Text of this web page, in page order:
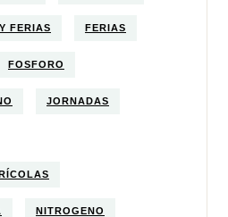
FERIAS FERIAS
FOSFORO
JORNADAS
NITROGENO